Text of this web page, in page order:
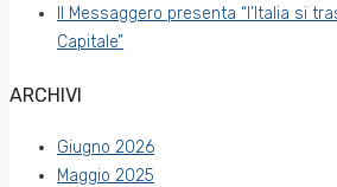
Il Messaggero presenta “l’Italia si
Capitale”
ARCHIVI
Giugno 2026
Maggio 2025